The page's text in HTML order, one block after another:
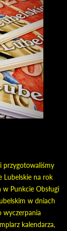
przygotowaliśmy
Lubelskie na rok
Punkcie Obsługi
w dniach
wyczerpania
kalendarza,